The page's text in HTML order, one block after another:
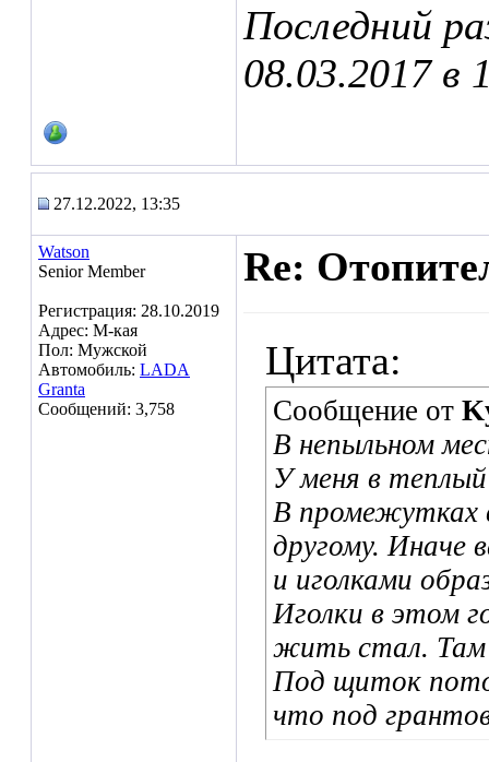
Последний
08.03.2017 в
27.12.2022, 13:35
Watson
Senior Member
Регистрация: 28.10.2019
Адрес: М-кая
Пол: Мужской
Автомобиль: LADA
Granta
Сообщений: 3,758
Re:
Цитата:
Сообщение от
В непыльном
У меня в теплый
В промежутках
другому. Иначе
и иголками
Иголки в этом
жить стал.
Под щиток
что под